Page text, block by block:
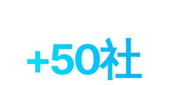
+50社